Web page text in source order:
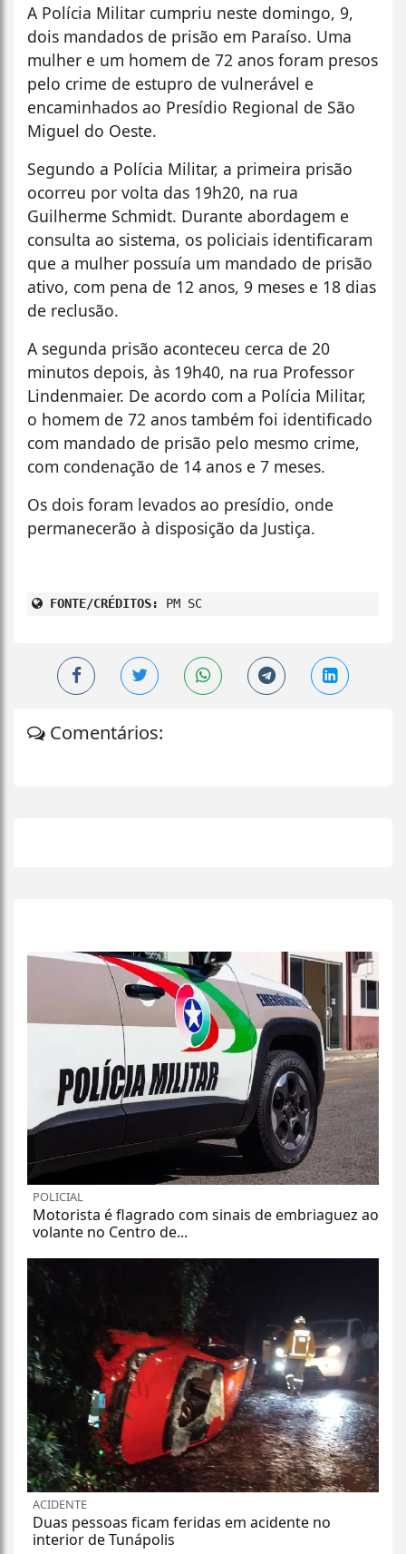
A Polícia Militar cumpriu neste domingo, 9,
dois mandados de prisão em Paraíso. Uma
mulher e um homem de 72 anos foram presos
pelo crime de estupro de vulnerável e
encaminhados ao Presídio Regional de São
Miguel do Oeste.
Segundo a Polícia Militar, a primeira prisão
ocorreu por volta das 19h20, na rua
Guilherme Schmidt. Durante abordagem e
consulta ao sistema, os policiais identificaram
que a mulher possuía um mandado de prisão
ativo, com pena de 12 anos, 9 meses e 18 dias
de reclusão.
A segunda prisão aconteceu cerca de 20
minutos depois, às 19h40, na rua Professor
Lindenmaier. De acordo com a Polícia Militar,
o homem de 72 anos também foi identificado
com mandado de prisão pelo mesmo crime,
com condenação de 14 anos e 7 meses.
Os dois foram levados ao presídio, onde
permanecerão à disposição da Justiça.
FONTE/CRÉDITOS: PM SC
Comentários:
POLICIAL
Motorista é flagrado com sinais de embriaguez ao
volante no Centro de...
ACIDENTE
Duas pessoas ficam feridas em acidente no
interior de Tunápolis